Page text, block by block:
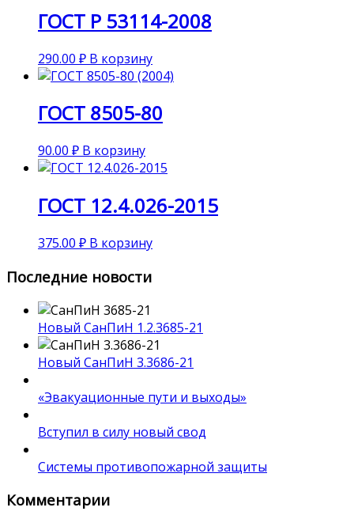
ГОСТ Р 53114-2008
290.00 ₽ В корзину
ГОСТ 8505-80
90.00 ₽ В корзину
ГОСТ 12.4.026-2015
375.00 ₽ В корзину
Последние новости
Новый СанПиН 1.2.3685-21
Новый СанПиН 3.3686-21
«Эвакуационные пути и выходы»
Вступил в силу новый свод
Системы противопожарной защиты
Комментарии